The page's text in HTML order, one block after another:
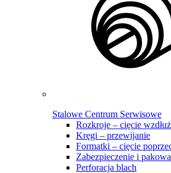
Stalowe Centrum Serwisowe
Rozkroje – cięcie
Kręgi – przewijanie
Formatki – cięcie
Zabezpieczenie i
Perforacja blach